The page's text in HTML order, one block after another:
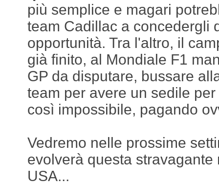
più semplice e magari
team Cadillac a concedergli
opportunità. Tra l'altro, il
già finito, al Mondiale F1
GP da disputare, bussare
team per avere un sedile
così impossibile, pagando
Vedremo nelle prossime
evolverà questa
USA...